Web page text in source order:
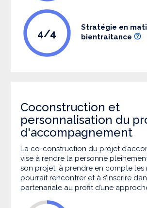
4/4
Stratégie en
bientraitance
Coconstruction et
personnalisation du
d'accompagnement
La co-construction du projet
vise à rendre la personne
son projet, à prendre en compte les
pourrait rencontrer et à s’inscrire
partenariale au profit d’une